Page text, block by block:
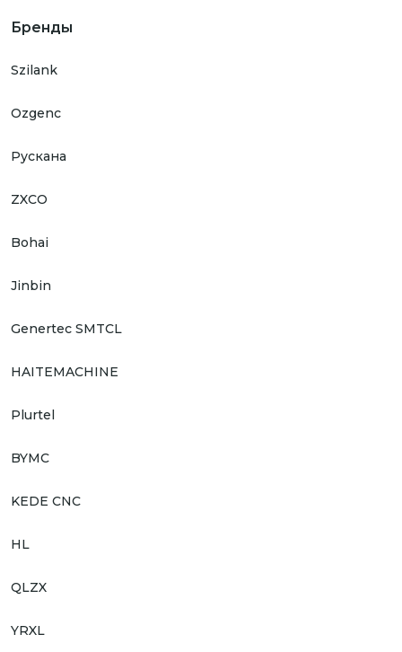
Бренды
Szilank
Ozgenc
Рускана
ZXCO
Bohai
Jinbin
Genertec SMTCL
HAITEMACHINE
Plurtel
BYMC
KEDE CNC
HL
QLZX
YRXL